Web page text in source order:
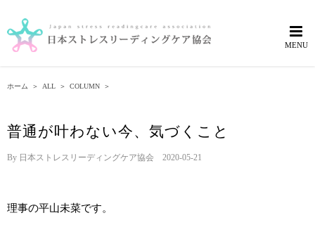
content
ホーム ＞ ALL ＞ COLUMN ＞
普通が叶わない今、気づくこと
By 日本ストレスリーディングケア協会 2020-05-21
理事の平山未菜です。